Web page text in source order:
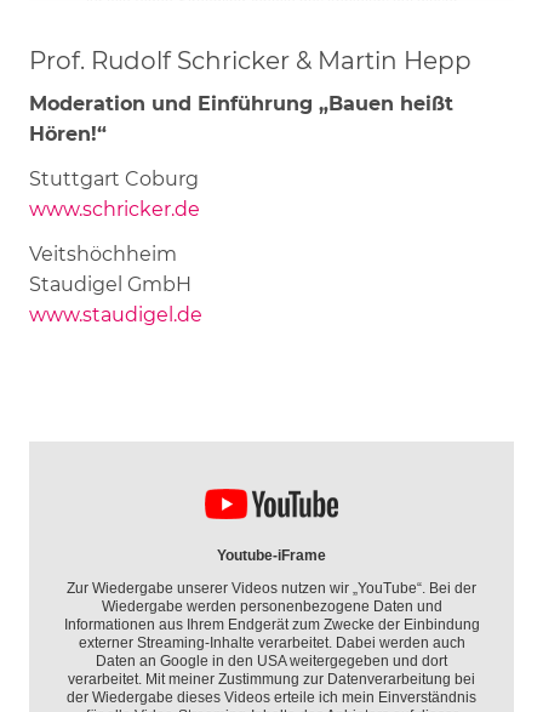
Prof. Rudolf Schricker & Martin Hepp
Moderation und Einführung „Bauen heißt
Hören!“
Stuttgart Coburg
www.schricker.de
Veitshöchheim
Staudigel GmbH
www.staudigel.de